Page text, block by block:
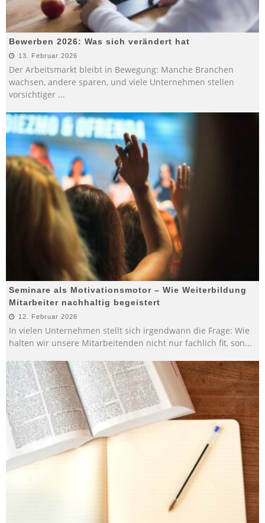
Bewerben 2026: Was sich verändert hat
13. Februar 2026
Der Arbeitsmarkt bleibt in Bewegung: Manche Branchen
wachsen, andere sparen, und viele Unternehmen stellen
vorsichtiger ...
Seminare als Motivationsmotor – Wie Weiterbildung
Mitarbeiter nachhaltig begeistert
12. Februar 2026
In vielen Unternehmen stellt sich irgendwann die Frage: Wie
halten wir unsere Mitarbeitenden nicht nur fachlich fit, son...